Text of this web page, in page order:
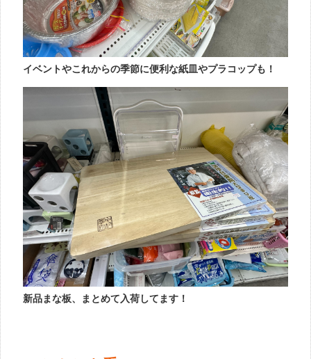
イベントやこれからの季節に便利な紙皿やプラコップも！
新品まな板、まとめて入荷してます！